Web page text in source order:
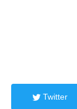
Twitter